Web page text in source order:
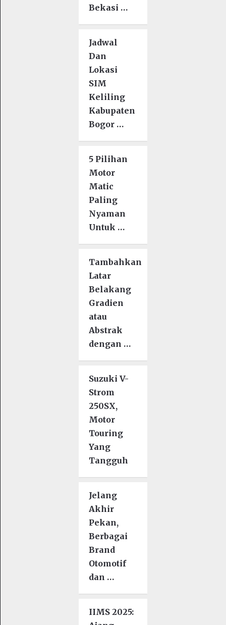
Bekasi …
Jadwal
Dan
Lokasi
SIM
Keliling
Kabupaten
Bogor …
5 Pilihan
Motor
Matic
Paling
Nyaman
Untuk …
Tambahkan
Latar
Belakang
Gradien
atau
Abstrak
dengan …
Suzuki V-
Strom
250SX,
Motor
Touring
Yang
Tangguh
Jelang
Akhir
Pekan,
Berbagai
Brand
Otomotif
dan …
IIMS 2025: